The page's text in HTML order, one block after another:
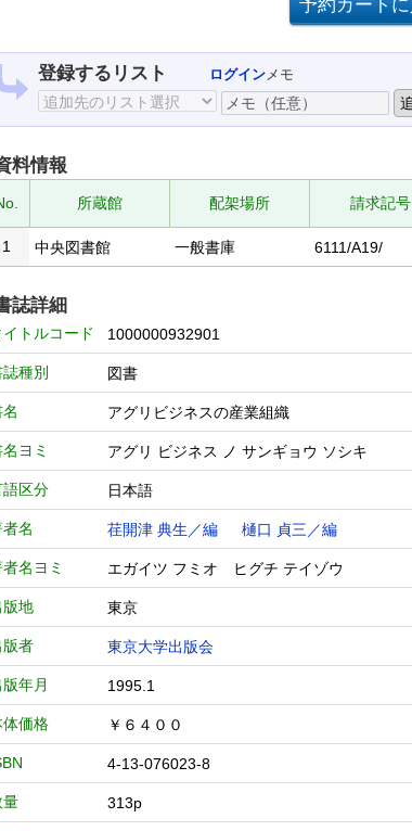
登録するリスト ログインメモ
料情報
所蔵館 配架場所 請求記号
1
中央図書館 一般書庫 6111/A19/
誌詳細
イトルコード 1000000932901
種別 図書
アグリビジネスの産業組織
ヨミ アグリ ビジネス ノ サンギョウ ソシキ
語区分 日本語
名 荏開津 典生／編 樋口 貞三／編
名ヨミ エガイツ フミオ ヒグチ テイゾウ
版地 東京
版者 東京大学出版会
年月 1995.1
体価格 ￥６４００
4-13-076023-8
量 313p